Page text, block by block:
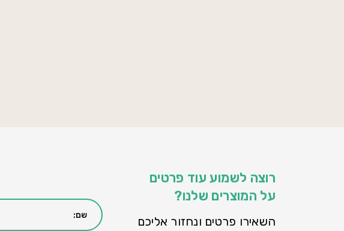
רוצה לשמוע עוד פרטים
על המוצרים שלנו?
השאירו פרטים ונחזור אליכם